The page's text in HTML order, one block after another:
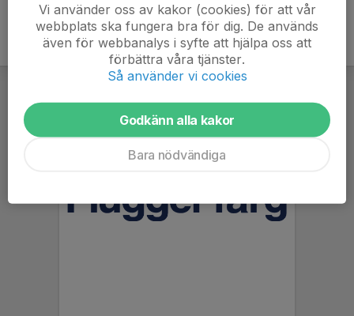
Vi använder oss av kakor (cookies) för att vår
webbplats ska fungera bra för dig. De används
även för webbanalys i syfte att hjälpa oss att
förbättra våra tjänster.
Så använder vi cookies
Godkänn alla kakor
Bara nödvändiga